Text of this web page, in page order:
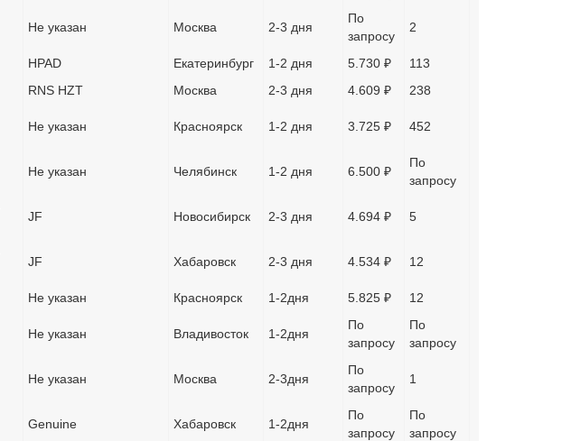
Не указан Москва 2-3 дня
По
запросу
2
HPAD Екатеринбург 1-2 дня 5.730 ₽
113
RNS HZT Москва 2-3 дня 4.609 ₽ 238
Не указан Красноярск 1-2 дня 3.725 ₽ 452
Не указан Челябинск 1-2 дня 6.500 ₽
По
запросу
JF Новосибирск 2-3 дня 4.694 ₽ 5
JF Хабаровск 2-3 дня 4.534 ₽ 12
Не указан Красноярск 1-2дня 5.825 ₽ 12
Не указан Владивосток 1-2дня
По
запросу
По
запросу
Не указан Москва 2-3дня
По
запросу
1
Genuine Хабаровск 1-2дня
По
запросу
По
запросу